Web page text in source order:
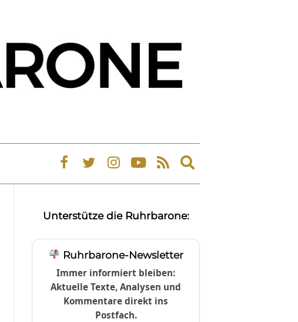
Expand
search
Unterstütze die Ruhrbarone:
Ruhrbarone-Newsletter
Immer informiert bleiben:
Aktuelle Texte, Analysen und
Kommentare direkt ins
Postfach.